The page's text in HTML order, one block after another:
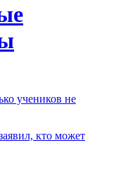
учеников не
кто может